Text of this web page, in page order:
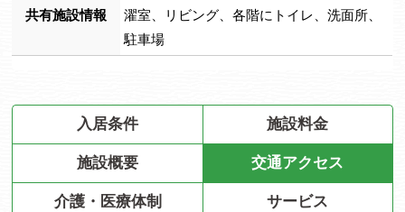
共有施設情報
濯室、リビング、各階にトイレ、洗面所、
駐車場
入居条件 施設料金
施設概要 交通アクセス
介護・医療体制 サービス